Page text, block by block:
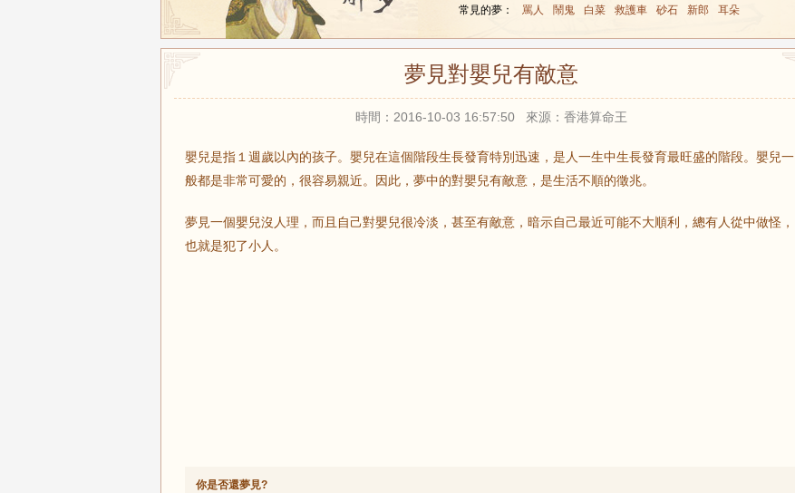
常見的夢： 罵人 鬧鬼 白菜 救護車 砂石 新郎 耳朵
夢見對嬰兒有敵意
時間：2016-10-03 16:57:50 來源：香港算命王
嬰兒是指１週歲以內的孩子。嬰兒在這個階段生長發育特別迅速，是人一生中生長發育最旺盛的階段。嬰兒一
般都是非常可愛的，很容易親近。因此，夢中的對嬰兒有敵意，是生活不順的徵兆。
夢見一個嬰兒沒人理，而且自己對嬰兒很冷淡，甚至有敵意，暗示自己最近可能不大順利，總有人從中做怪，
也就是犯了小人。
你是否還夢見?